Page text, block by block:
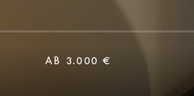
AB 3.000 €